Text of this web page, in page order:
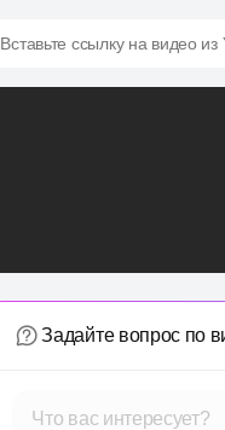
Вставьте ссылку на видео
Задайте вопрос по
Что вас интересует?